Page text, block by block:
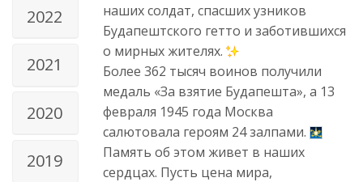
2022
2021
2020
2019
наших солдат, спасших узников
Будапештского гетто и заботившихся
о мирных жителях.
Более 362 тысяч воинов получили
медаль «За взятие Будапешта», а 13
февраля 1945 года Москва
салютовала героям 24 залпами.
Память об этом живет в наших
сердцах. Пусть цена мира,